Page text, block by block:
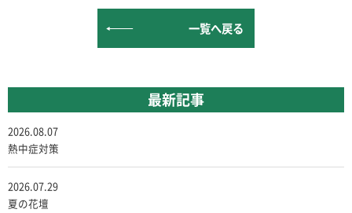
一覧へ戻る
最新記事
2026.08.07
熱中症対策
2026.07.29
夏の花壇